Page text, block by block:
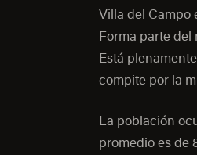
Villa del Campo
Forma parte del
Está
compite por la
La población
promedio es de